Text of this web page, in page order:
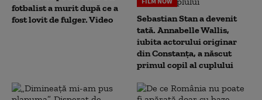
fotbalist a murit după ce a
fost lovit de fulger. Video
Sebastian Stan a devenit
tată. Annabelle Wallis,
iubita actorului originar
din Constanța, a născut
primul copil al cuplului